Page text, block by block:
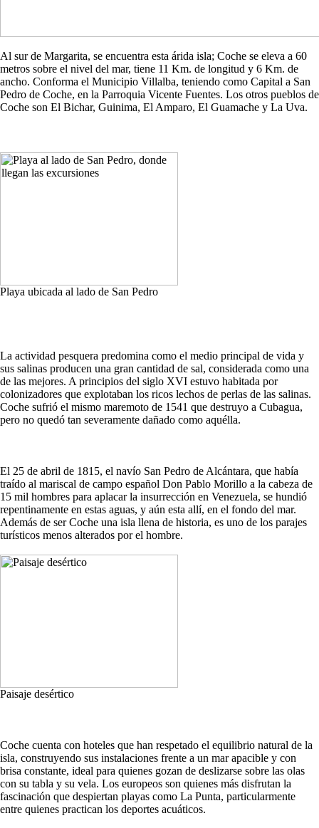
Al sur de Margarita, se encuentra esta árida isla; Coche se eleva a 60
metros sobre el nivel del mar, tiene 11 Km. de longitud y 6 Km. de
ancho. Conforma el Municipio Villalba, teniendo como Capital a San
Pedro de Coche, en la Parroquia Vicente Fuentes. Los otros pueblos de
Coche son El Bichar, Guinima, El Amparo, El Guamache y La Uva.
Playa ubicada al lado de San Pedro
La actividad pesquera predomina como el medio principal de vida y
sus salinas producen una gran cantidad de sal, considerada como una
de las mejores. A principios del siglo XVI estuvo habitada por
colonizadores que explotaban los ricos lechos de perlas de las salinas.
Coche sufrió el mismo maremoto de 1541 que destruyo a Cubagua,
pero no quedó tan severamente dañado como aquélla.
El 25 de abril de 1815, el navío San Pedro de Alcántara, que había
traído al mariscal de campo español Don Pablo Morillo a la cabeza de
15 mil hombres para aplacar la insurrección en Venezuela, se hundió
repentinamente en estas aguas, y aún esta allí, en el fondo del mar.
Además de ser Coche una isla llena de historia, es uno de los parajes
turísticos menos alterados por el hombre.
Paisaje desértico
Coche cuenta con hoteles que han respetado el equilibrio natural de la
isla, construyendo sus instalaciones frente a un mar apacible y con
brisa constante, ideal para quienes gozan de deslizarse sobre las olas
con su tabla y su vela. Los europeos son quienes más disfrutan la
fascinación que despiertan playas como La Punta, particularmente
entre quienes practican los deportes acuáticos.